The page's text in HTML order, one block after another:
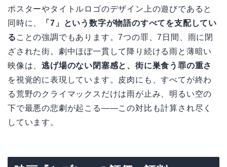
ポスターやタイトルロゴのデザイン上の遊びであると
同時に、
「7」という数字が物語のすべてを支配してい
る ことの強調でもあります。7つの罪、7日間、雨に閉
ざされた街。劇中ほぼ一貫して降り続ける雨と薄暗い
映像は、逃げ場のない閉塞感と、街に巣食う罪の重さ
を視覚的に表現しています。皮肉にも、すべてが終わ
る荒野のクライマックスだけは雨が止み、明るい空の
下で最悪の悲劇が起こる——この対比も計算され尽く
しています。